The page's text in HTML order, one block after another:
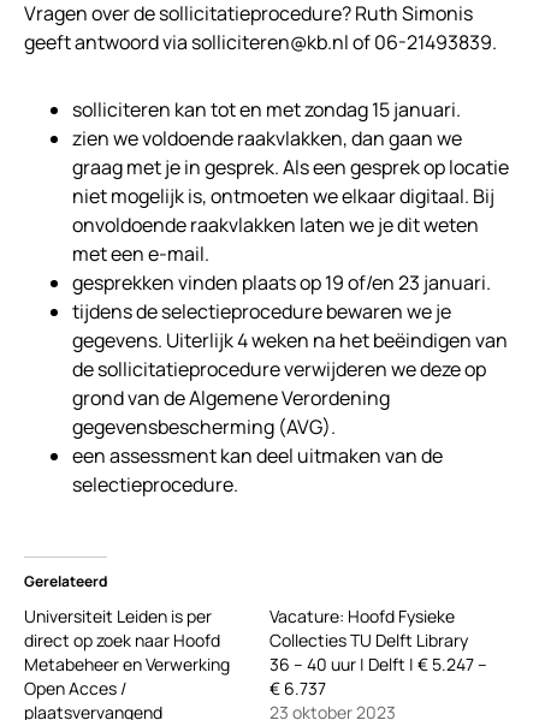
Vragen over de sollicitatieprocedure? Ruth Simonis
geeft antwoord via solliciteren@kb.nl of 06-21493839.
solliciteren kan tot en met zondag 15 januari.
zien we voldoende raakvlakken, dan gaan we
graag met je in gesprek. Als een gesprek op locatie
niet mogelijk is, ontmoeten we elkaar digitaal. Bij
onvoldoende raakvlakken laten we je dit weten
met een e-mail.
gesprekken vinden plaats op 19 of/en 23 januari.
tijdens de selectieprocedure bewaren we je
gegevens. Uiterlijk 4 weken na het beëindigen van
de sollicitatieprocedure verwijderen we deze op
grond van de Algemene Verordening
gegevensbescherming (AVG).
een assessment kan deel uitmaken van de
selectieprocedure.
Gerelateerd
Universiteit Leiden is per
direct op zoek naar Hoofd
Metabeheer en Verwerking
Open Acces /
plaatsvervangend
Vacature: Hoofd Fysieke
Collecties TU Delft Library
36 – 40 uur | Delft | € 5.247 –
€ 6.737
23 oktober 2023